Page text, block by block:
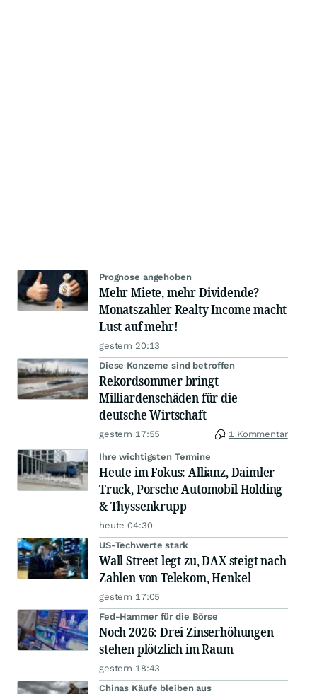
Prognose angehoben
Mehr Miete, mehr Dividende?
Monatszahler Realty Income macht
Lust auf mehr!
gestern 20:13
Diese Konzerne sind betroffen
Rekordsommer bringt
Milliardenschäden für die
deutsche Wirtschaft
gestern 17:55 1 Kommentar
Ihre wichtigsten Termine
Heute im Fokus: Allianz, Daimler
Truck, Porsche Automobil Holding
& Thyssenkrupp
heute 04:30
US-Techwerte stark
Wall Street legt zu, DAX steigt nach
Zahlen von Telekom, Henkel
gestern 17:05
Fed-Hammer für die Börse
Noch 2026: Drei Zinserhöhungen
stehen plötzlich im Raum
gestern 18:43
Chinas Käufe bleiben aus